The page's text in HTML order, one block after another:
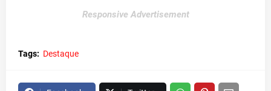
Responsive Advertisement
Tags: Destaque